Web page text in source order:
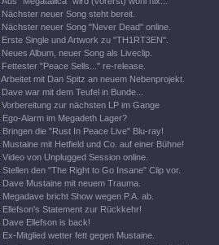
Nächster neuer Song steht bereit.
Nächster neuer Song "Never Dead" online.
Erste Single und Artwork zu "TH1RT3EN".
Neues Album, neuer Song als Liveclip.
Fettester "Peace Sells..." re-release.
Arbeitet mit Dan Spitz an neuem Nebenprojekt.
Dave war mit dem Teufel in Bunde...
Vorbereitung zur nächsten LP im Gange
Ego-Alarm im Megadeth Lager?
Bringen die "Rust In Peace Live" Blu-ray!
Mustaine mit Hetfield und Co. auf einer Bühne!
Video von Unplugged Session online.
Stellen den "The Right to Go Insane" Clip vor.
Dave Mustaine mit neuem Trauma.
Megadave bricht Show wegen P.A. ab.
Ellefson's Statement zur Rückkehr!
Dave Ellefson is back!
Ex-Mitglied wetter fett gegen Mustaine.